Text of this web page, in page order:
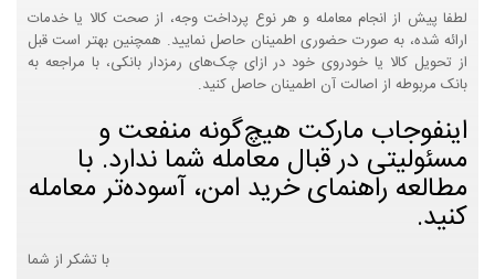
لطفا پیش از انجام معامله و هر نوع پرداخت وجه، از صحت کالا یا خدمات
ارائه شده، به صورت حضوری اطمینان حاصل نمایید. همچنین بهتر است قبل
از تحویل کالا یا خودروی خود در ازای چک‌های رمزدار بانکی، با مراجعه به
بانک مربوطه از اصالت آن اطمینان حاصل کنید.
اینفوجاب مارکت هیچ‌گونه منفعت و
مسئولیتی در قبال معامله شما ندارد. با
مطالعه راهنمای خرید امن، آسوده‌تر معامله
کنید.
با تشکر از شما